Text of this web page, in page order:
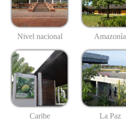
Nivel nacional Amazonía
Caribe La Paz